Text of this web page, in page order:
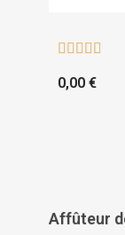
    
0,00 €